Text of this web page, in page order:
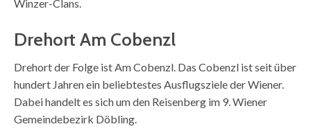
Winzer-Clans.
Drehort Am Cobenzl
Drehort der Folge ist Am Cobenzl. Das Cobenzl ist seit über
hundert Jahren ein beliebtestes Ausflugsziele der Wiener.
Dabei handelt es sich um den Reisenberg im 9. Wiener
Gemeindebezirk Döbling.